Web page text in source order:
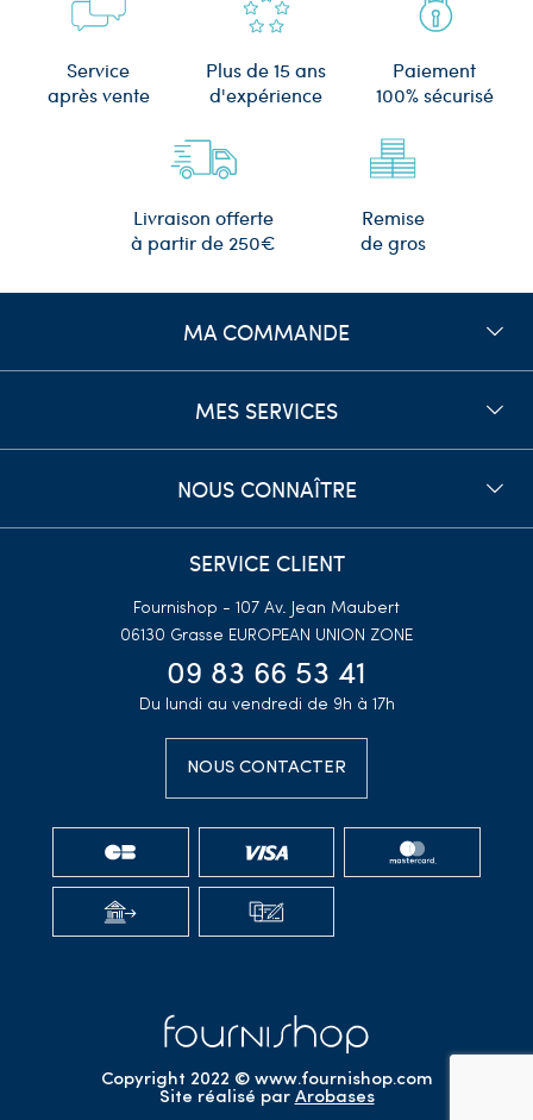
Service
après vente
Plus de 15 ans
d'expérience
Paiement
100% sécurisé
Livraison offerte
à partir de 250€
Remise
de gros
MA COMMANDE
MES SERVICES
NOUS CONNAÎTRE
SERVICE CLIENT
Fournishop - 107 Av. Jean Maubert
06130 Grasse EUROPEAN UNION ZONE
09 83 66 53 41
Du lundi au vendredi de 9h à 17h
NOUS CONTACTER
Copyright 2022 © www.fournishop.com
Site réalisé par Arobases